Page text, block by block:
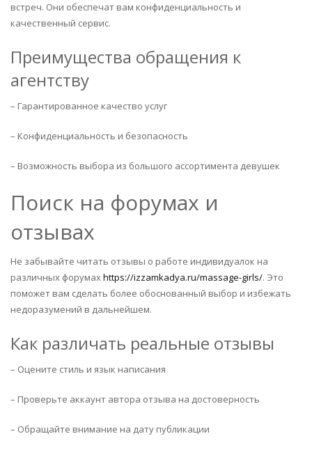
встреч. Они обеспечат вам конфиденциальность и
качественный сервис.
Преимущества обращения к
агентству
– Гарантированное качество услуг
– Конфиденциальность и безопасность
– Возможность выбора из большого ассортимента девушек
Поиск на форумах и
отзывах
Не забывайте читать отзывы о работе индивидуалок на
различных форумахhttps://izzamkadya.ru/massage-girls/. Это
поможет вам сделать более обоснованный выбор и избежать
недоразумений в дальнейшем.
Как различать реальные отзывы
– Оцените стиль и язык написания
– Проверьте аккаунт автора отзыва на достоверность
– Обращайте внимание на дату публикации